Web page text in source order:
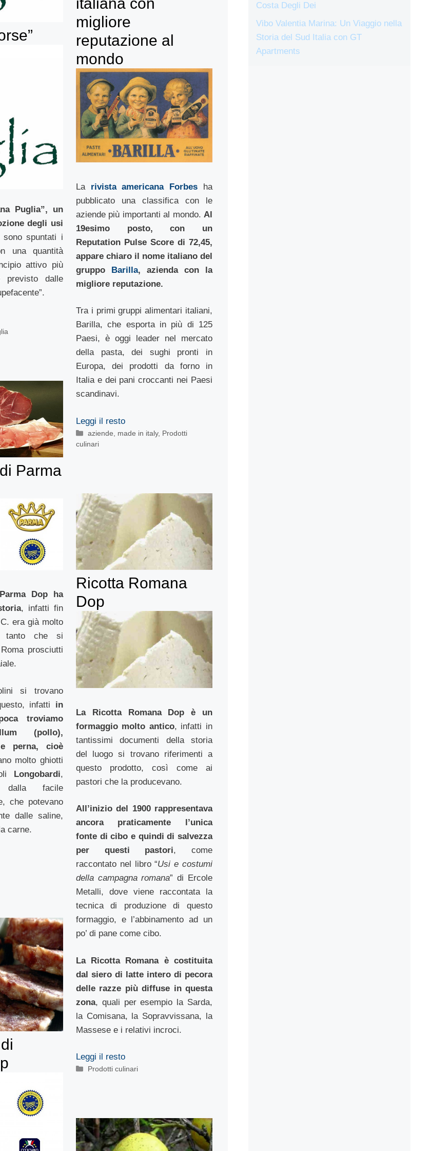
Puglia”, un
degli usi
spuntati i
una quantità
attivo più
previsto dalle
migliore
reputazione al
mondo
La rivista americana Forbes ha
pubblicato una classifica con le
aziende più importanti al mondo. Al
19esimo posto, con un
Reputation Pulse Score di 72,45,
appare chiaro il nome italiano del
gruppo Barilla, azienda con la
migliore reputazione.
Tra i primi gruppi alimentari italiani,
Barilla, che esporta in più di 125
Paesi, è oggi leader nel mercato
della pasta, dei sughi pronti in
Europa, dei prodotti da forno in
Italia e dei pani croccanti nei Paesi
scandinavi.
Leggi il resto
Categorie
aziende made in italy, Prodotti
culinari
Parma
Dop ha
, infatti fin
era già molto
tanto che si
prosciutti
si trovano
infatti in
troviamo
(pollo),
perna, cioè
molto ghiotti
Longobardi,
dalla facile
che potevano
dalle saline,
carne.
Ricotta Romana
Dop
La Ricotta Romana Dop è un
formaggio molto antico, infatti in
tantissimi documenti della storia
del luogo si trovano riferimenti a
questo prodotto, così come ai
pastori che la producevano.
All’inizio del 1900 rappresentava
ancora praticamente l’unica
fonte di cibo e quindi di salvezza
per questi pastori, come
raccontato nel libro “Usi e costumi
della campagna romana” di Ercole
Metalli, dove viene raccontata la
tecnica di produzione di questo
formaggio, e l’abbinamento ad un
po’ di pane come cibo.
La Ricotta Romana è costituita
dal siero di latte intero di pecora
delle razze più diffuse in questa
zona, quali per esempio la Sarda,
la Comisana, la Sopravvissana, la
Massese e i relativi incroci.
Leggi il resto
Categorie
Prodotti culinari
Costa Degli Dei
Vibo Valentia Marina: Un Viaggio nella
Storia del Sud Italia con GT
Apartments